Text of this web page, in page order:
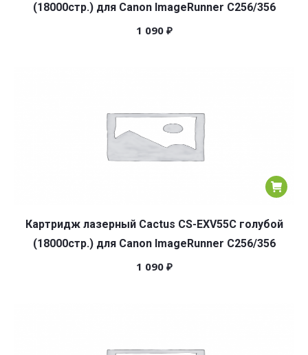
(18000стр.) для Canon ImageRunner C256/356
1 090 ₽
Картридж лазерный Cactus CS-EXV55C голубой
(18000стр.) для Canon ImageRunner C256/356
1 090 ₽